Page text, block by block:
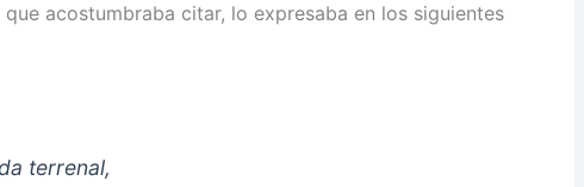
acostumbraba citar, lo expresaba en los siguientes
terrenal,